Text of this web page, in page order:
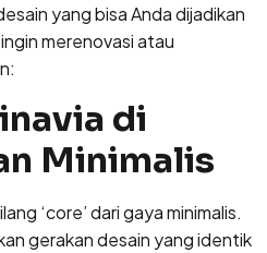
yang bisa Anda dijadikan
merenovasi atau
di
Minimalis
‘core’ dari gaya minimalis.
gerakan desain yang identik